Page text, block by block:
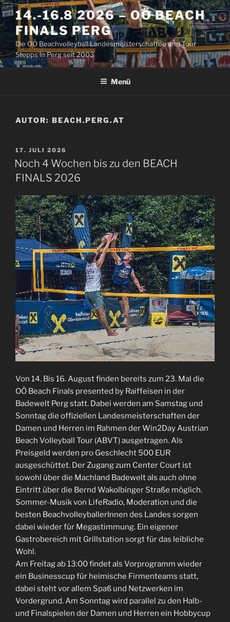
Zum
Inhalt
springen
14.-16.8 2026 – OÖ BEACH
FINALS PERG
Die OÖ Beachvolleyball Landesmeisterschaften und Tour
Stopps in Perg seit 2003
Menü
AUTOR: BEACH.PERG.AT
VERÖFFENTLICHT
AM
17. JULI 2026
Noch 4 Wochen bis zu den BEACH
FINALS 2026
Von 14. Bis 16. August finden bereits zum 23. Mal die
OÖ Beach Finals presented by Raiffeisen in der
Badewelt Perg statt. Dabei werden am Samstag und
Sonntag die offiziellen Landesmeisterschaften der
Damen und Herren im Rahmen der Win2Day Austrian
Beach Volleyball Tour (ABVT) ausgetragen. Als
Preisgeld werden pro Geschlecht 500 EUR
ausgeschüttet. Der Zugang zum Center Court ist
sowohl über die Machland Badewelt als auch ohne
Eintritt über die Bernd Wakolbinger Straße möglich.
Sommer-Musik von LifeRadio, Moderation und die
besten BeachvolleyballerInnen des Landes sorgen
dabei wieder für Megastimmung. Ein eigener
Gastrobereich mit Grillstation sorgt für das leibliche
Wohl.
Am Freitag ab 13:00 findet als Vorprogramm wieder
ein Businesscup für heimische Firmenteams statt,
dabei steht vor allem Spaß und Netzwerken im
Vordergrund. Am Sonntag wird parallel zu den Halb-
und Finalspielen der Damen und Herren ein Hobbycup